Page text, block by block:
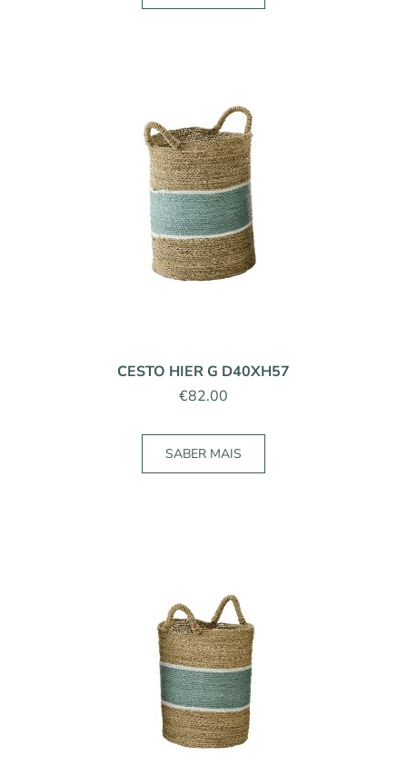
CESTO HIER G D40XH57
€82.00
SABER MAIS